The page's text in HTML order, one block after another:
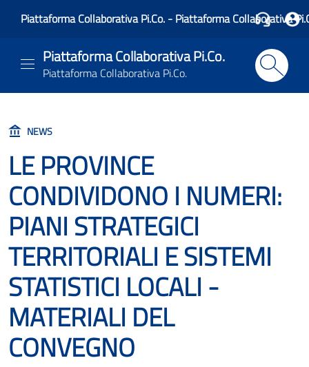
Piattaforma Collaborativa Pi.Co. - Piattaforma Collaborativa
Piattaforma Collaborativa Pi.Co.
Piattaforma Collaborativa Pi.Co.
NEWS
LE PROVINCE
CONDIVIDONO I NUMERI:
PIANI STRATEGICI
TERRITORIALI E SISTEMI
STATISTICI LOCALI -
MATERIALI DEL
CONVEGNO